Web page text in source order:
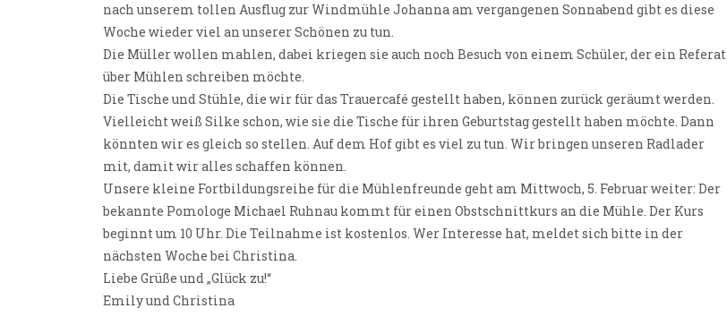
nach unserem tollen Ausflug zur Windmühle Johanna am vergangenen Sonnabend gibt es diese
Woche wieder viel an unserer Schönen zu tun.
Die Müller wollen mahlen, dabei kriegen sie auch noch Besuch von einem Schüler, der ein Referat
über Mühlen schreiben möchte.
Die Tische und Stühle, die wir für das Trauercafé gestellt haben, können zurück geräumt werden.
Vielleicht weiß Silke schon, wie sie die Tische für ihren Geburtstag gestellt haben möchte. Dann
könnten wir es gleich so stellen. Auf dem Hof gibt es viel zu tun. Wir bringen unseren Radlader
mit, damit wir alles schaffen können.
Unsere kleine Fortbildungsreihe für die Mühlenfreunde geht am Mittwoch, 5. Februar weiter: Der
bekannte Pomologe Michael Ruhnau kommt für einen Obstschnittkurs an die Mühle. Der Kurs
beginnt um 10 Uhr. Die Teilnahme ist kostenlos. Wer Interesse hat, meldet sich bitte in der
nächsten Woche bei Christina.
Liebe Grüße und „Glück zu!“
Emily und Christina